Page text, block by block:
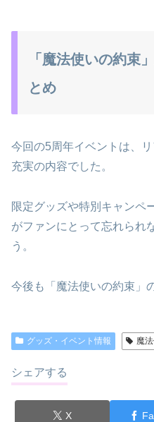
「魔法使いの約束
とめ
今回の5周年イベントは、
充実の内容でした。
限定グッズや特別キャンペ
がファンにとって忘れられ
う。
今後も「魔法使いの約束」
グッズ・イベント情報 魔
シェアする
X